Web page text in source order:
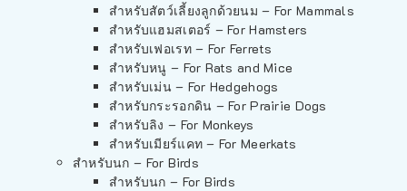
สำหรับสัตว์เลี้ยงลูกด้วยนม – For Mammals
สำหรับแฮมสเตอร์ – For Hamsters
สำหรับเฟอเรท – For Ferrets
สำหรับหนู – For Rats and Mice
สำหรับเม่น – For Hedgehogs
สำหรับกระรอกดิน – For Prairie Dogs
สำหรับลิง – For Monkeys
สำหรับเมียร์แคท – For Meerkats
สำหรับนก – For Birds
สำหรับนก – For Birds